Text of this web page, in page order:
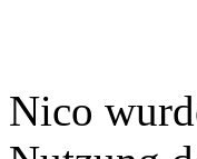
Nico